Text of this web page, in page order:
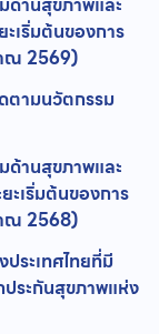
ะเริ่มต้นของการ
ณ 2569)
ตามนวัตกรรม
านสุขภาพและ
ะเริ่มต้นของการ
ณ 2568)
ระเทศไทยที่มี
ระกันสุขภาพแห่ง